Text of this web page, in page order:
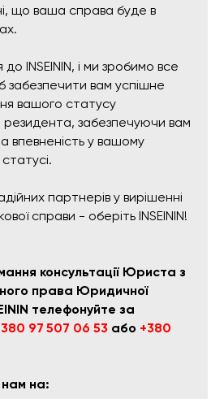
що ваша справа буде в
до INSEININ, і ми зробимо все
забезпечити вам успішне
вашого статусу
резидента, забезпечуючи вам
впевненість у вашому
партнерів у вирішенні
справи - оберіть INSEININ!
консультації Юриста з
права Юридичної
телефонуйте за
97 507 06 53 або +380
нам на: